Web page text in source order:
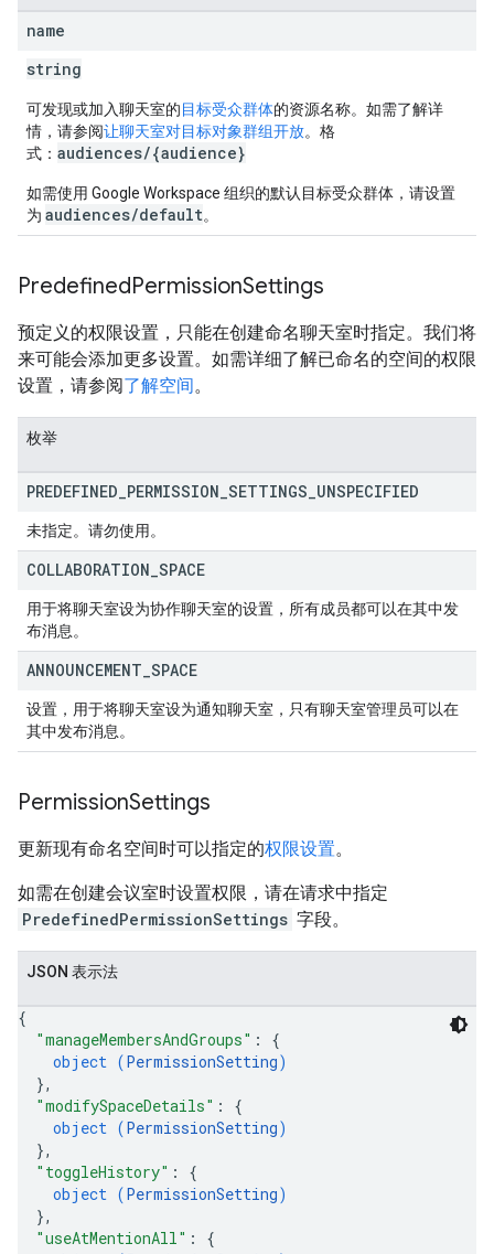
name
string
可发现或加入聊天室的目标受众群体的资源名称。如需了解详
情，请参阅让聊天室对目标对象群组开放。格
式： audiences/{audience}
如需使用 Google Workspace 组织的默认目标受众群体，请设置
为 audiences/default。
PredefinedPermissionSettings
预定义的权限设置，只能在创建命名聊天室时指定。我们将
来可能会添加更多设置。如需详细了解已命名的空间的权限
设置，请参阅了解空间。
枚举
PREDEFINED PERMISSION SETTINGS UNSPECIFIED
未指定。请勿使用。
COLLABORATION SPACE
用于将聊天室设为协作聊天室的设置，所有成员都可以在其中发
布消息。
ANNOUNCEMENT SPACE
设置，用于将聊天室设为通知聊天室，只有聊天室管理员可以在
其中发布消息。
PermissionSettings
更新现有命名空间时可以指定的权限设置。
如需在创建会议室时设置权限，请在请求中指定
PredefinedPermissionSettings 字段。
JSON 表示法
{
"manageMembersAndGroups" : {
object (PermissionSetting)
},
"modifySpaceDetails" : {
object (PermissionSetting)
},
"toggleHistory" : {
object (PermissionSetting)
},
"useAtMentionAll" : {